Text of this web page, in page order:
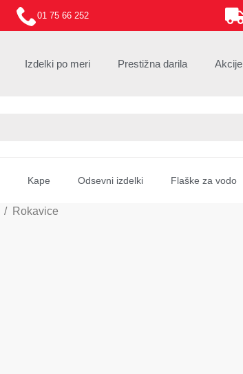
01 75 66 252
Izdelki po meri Prestižna darila Akcije
Kape Odsevni izdelki Flaške za vodo
Rokavice